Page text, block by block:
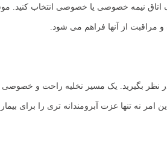
اتاق نیمه خصوصی یا خصوصی انتخاب کنید.
و مراقبت از آنها فراهم می شود.
نظر بگیرید. یک مسیر تخلیه راحت و خصوصی
امر نه تنها عزت آبرومندانه تری را برای